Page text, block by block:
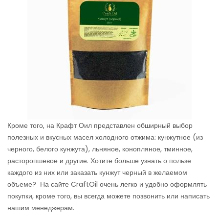
Кроме того, на Крафт Оил представлен обширный выбор
полезных и вкусных масел холодного отжима: кунжутное (из
черного, белого кунжута), льняное, конопляное, тминное,
расторопшевое и другие. Хотите больше узнать о пользе
каждого из них или заказать кунжут черный в желаемом
объеме? На сайте CraftOil очень легко и удобно оформлять
покупки, кроме того, вы всегда можете позвонить или написать
нашим менеджерам.